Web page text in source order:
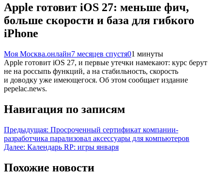
Apple готовит iOS 27: меньше фич,
больше скорости и база для гибкого
iPhone
Моя Москва.онлайн7 месяцев спустя01 минуты
Apple готовит iOS 27, и первые утечки намекают: курс берут
не на россыпь функций, а на стабильность, скорость
и доводку уже имеющегося. Об этом сообщает издание
pepelac.news.
Навигация по записям
Предыдущая: Просроченный сертификат компании-
разработчика парализовал аксессуары для компьютеров
Далее: Календарь RP: игры января
Похожие новости